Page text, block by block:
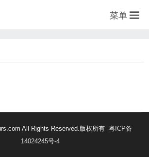
菜单
All Rights Reserved.版权所有 粤ICP备
14024245号-4